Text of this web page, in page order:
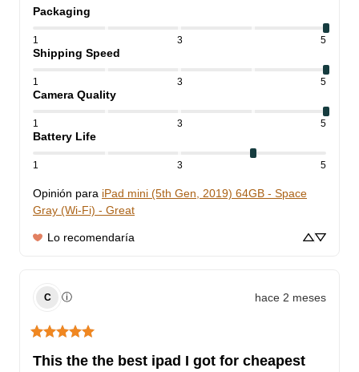
Packaging
1 3 5
Shipping Speed
1 3 5
Camera Quality
1 3 5
Battery Life
1 3 5
Opinión para iPad mini (5th Gen, 2019) 64GB - Space
Gray (Wi-Fi) - Great
Lo recomendaría
C ⓘ hace 2 meses
This the the best ipad I got for cheapest